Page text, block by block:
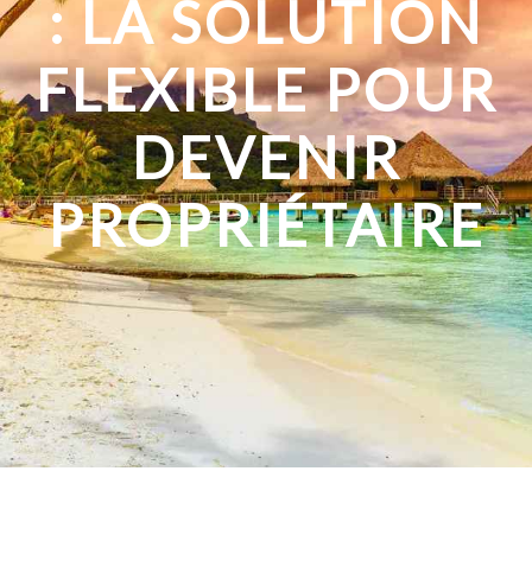
: LA SOLUTION
FLEXIBLE POUR
DEVENIR
PROPRIÉTAIRE